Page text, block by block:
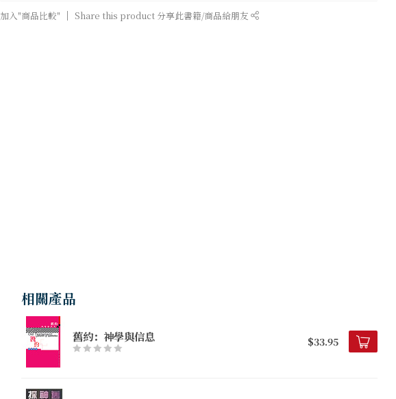
加入"商品比較" Share this product 分享此書籍/商品給朋友
相關產品
舊約：神學與信息 $33.95